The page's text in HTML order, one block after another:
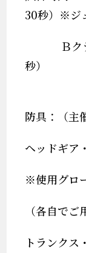
30秒）※ジ
Ｂク
秒）
防具：（主
ヘッドギア
※使用グロ
（各自でご
トランクス